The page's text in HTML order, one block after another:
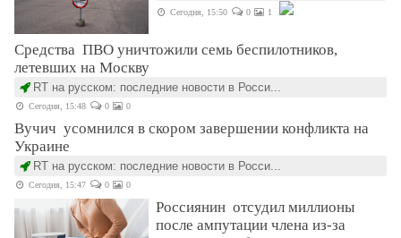
Сегодня, 15:50 0 1
Средства ПВО уничтожили семь беспилотников,
летевших на Москву
RT на русском: последние новости в Росси...
Сегодня, 15:48 0 0
Вучич усомнился в скором завершении конфликта на
Украине
RT на русском: последние новости в Росси...
Сегодня, 15:47 0 0
Россиянин отсудил миллионы
после ампутации члена из-за